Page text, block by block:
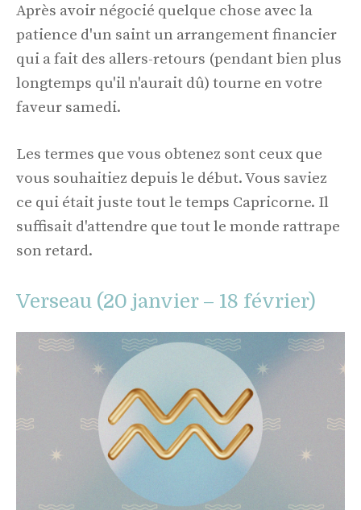
Après avoir négocié quelque chose avec la
patience d'un saint un arrangement financier
qui a fait des allers-retours (pendant bien plus
longtemps qu'il n'aurait dû) tourne en votre
faveur samedi.
Les termes que vous obtenez sont ceux que
vous souhaitiez depuis le début. Vous saviez
ce qui était juste tout le temps Capricorne. Il
suffisait d'attendre que tout le monde rattrape
son retard.
Verseau (20 janvier – 18 février)